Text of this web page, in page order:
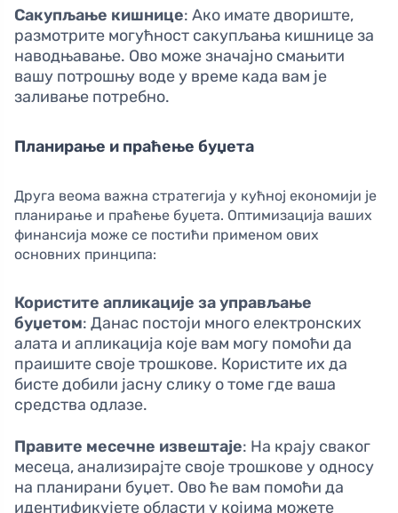
Сакупљање кишнице: Ако имате двориште,
размотрите могућност сакупљања кишнице за
наводњавање. Ово може значајно смањити
вашу потрошњу воде у време када вам је
заливање потребно.
Планирање и праћење буџета
Друга веома важна стратегија у кућној економији је
планирање и праћење буџета. Оптимизација ваших
финансија може се постићи применом ових
основних принципа:
Користите апликације за управљање
буџетом: Данас постоји много електронских
алата и апликација које вам могу помоћи да
праишите своје трошкове. Користите их да
бисте добили јасну слику о томе где ваша
средства одлазе.
Правите месечне извештаје: На крају сваког
месеца, анализирајте своје трошкове у односу
на планирани буџет. Ово ће вам помоћи да
идентификујете области у којима можете